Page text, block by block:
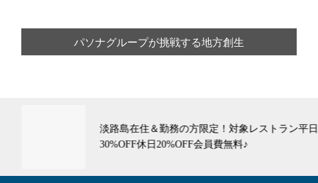
パソナグループが挑戦する地方創生
淡路島在住＆勤務の方限定！対象レストラン平日
30%OFF休日20%OFF会員費無料♪